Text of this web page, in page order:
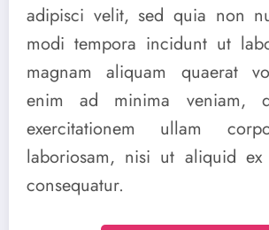
adipisci velit, sed quia non
modi tempora incidunt ut
magnam aliquam quaerat
enim ad minima veniam,
exercitationem ullam
laboriosam, nisi ut aliquid ex
consequatur.